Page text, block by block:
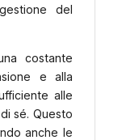
del
costante
e alla
alle
sé. Questo
anche le